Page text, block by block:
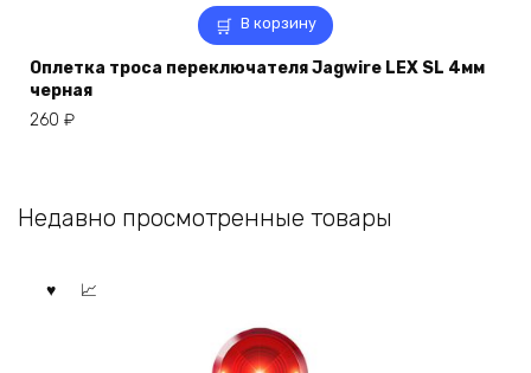
В корзину
Оплетка троса переключателя Jagwire LEX SL 4мм
черная
260 ₽
Недавно просмотренные товары